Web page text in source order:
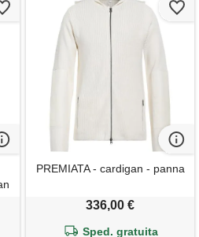
PREMIATA - cardigan - panna
336,00 €
Sped. gratuita